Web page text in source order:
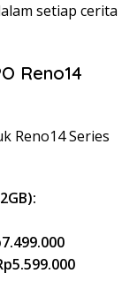
setiap cerita
Reno14
Reno14 Series